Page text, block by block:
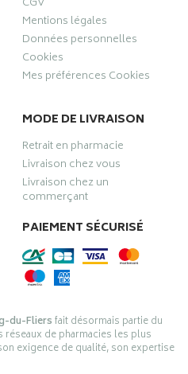
Mentions légales
Données personnelles
Cookies
Mes préférences Cookies
MODE DE LIVRAISON
Retrait en pharmacie
Livraison chez vous
Livraison chez un
commerçant
PAIEMENT SÉCURISÉ
du-Fliersfait désormais partie du
réseaux de pharmacies les plus
exigence de qualité, son expertise